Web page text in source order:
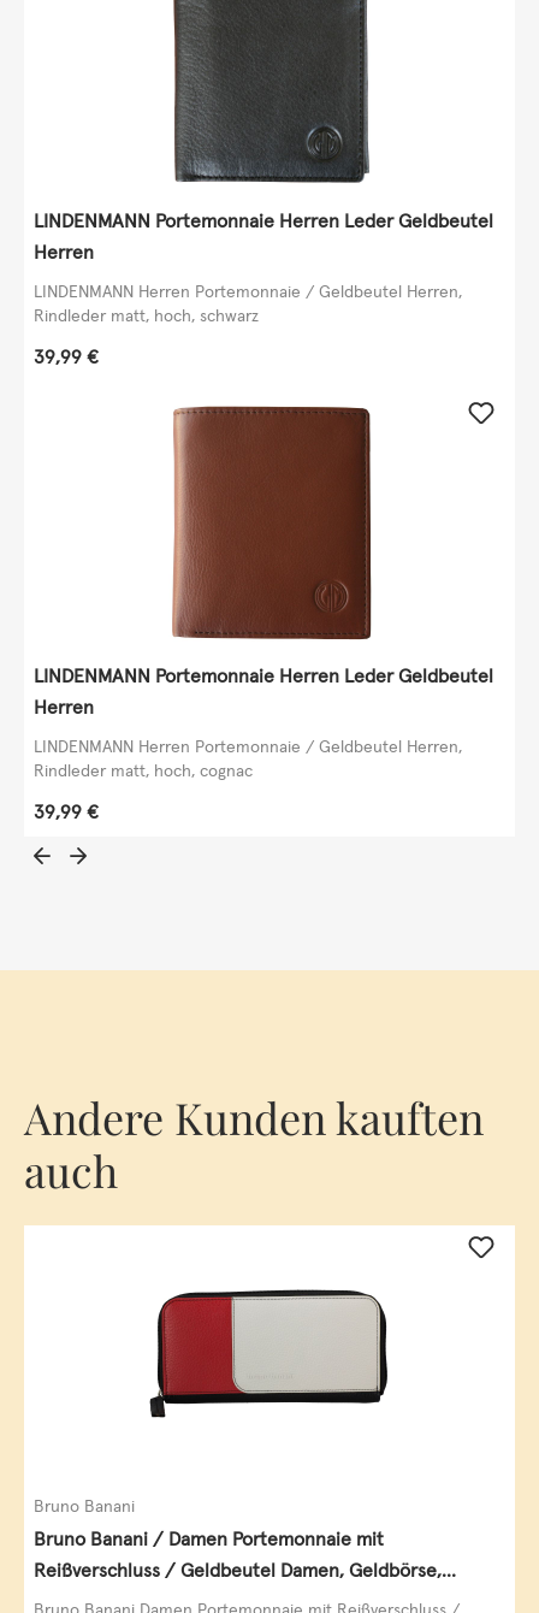
LINDENMANN Portemonnaie Herren Leder Geldbeutel
Herren
LINDENMANN Herren Portemonnaie / Geldbeutel Herren,
Rindleder matt, hoch, schwarz
Regulärer Preis:
39,99 €
LINDENMANN Portemonnaie Herren Leder Geldbeutel
Herren
LINDENMANN Herren Portemonnaie / Geldbeutel Herren,
Rindleder matt, hoch, cognac
Regulärer Preis:
39,99 €
Andere Kunden kauften
auch
Bruno Banani
Bruno Banani / Damen Portemonnaie mit
Reißverschluss / Geldbeutel Damen, Geldbörse,
Querformat, echt Leder, black/white/red